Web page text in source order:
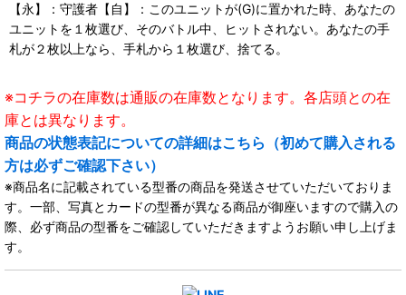
【永】：守護者【自】：このユニットが(G)に置かれた時、あなたの
ユニットを１枚選び、そのバトル中、ヒットされない。あなたの手
札が２枚以上なら、手札から１枚選び、捨てる。
※コチラの在庫数は通販の在庫数となります。各店頭との在
庫とは異なります。
商品の状態表記についての詳細はこちら（初めて購入される
方は必ずご確認下さい）
※商品名に記載されている型番の商品を発送させていただいておりま
す。一部、写真とカードの型番が異なる商品が御座いますので購入の
際、必ず商品の型番をご確認していただきますようお願い申し上げま
す。